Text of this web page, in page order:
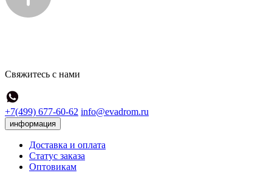
Свяжитесь с нами
+7(499) 677-60-62 info@evadrom.ru
информация
Доставка и оплата
Статус заказа
Оптовикам